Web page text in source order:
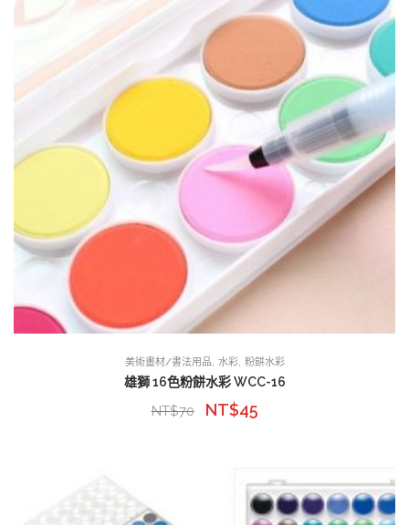
美術畫材/書法用品 水彩, 粉餅水彩
雄獅 16色粉餅水彩 WCC-16
NT$70 NT$45